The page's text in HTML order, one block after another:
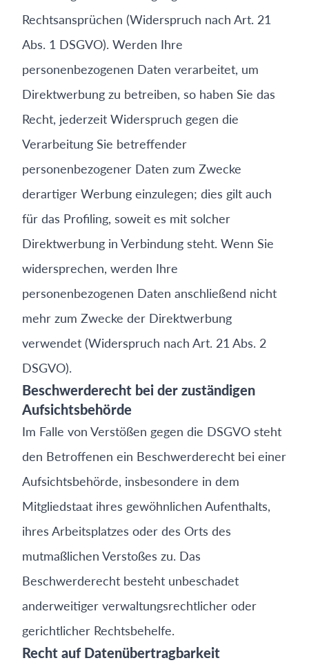
Rechtsansprüchen (Widerspruch nach Art. 21
Abs. 1 DSGVO). Werden Ihre
personenbezogenen Daten verarbeitet, um
Direktwerbung zu betreiben, so haben Sie das
Recht, jederzeit Widerspruch gegen die
Verarbeitung Sie betreffender
personenbezogener Daten zum Zwecke
derartiger Werbung einzulegen; dies gilt auch
für das Profiling, soweit es mit solcher
Direktwerbung in Verbindung steht. Wenn Sie
widersprechen, werden Ihre
personenbezogenen Daten anschließend nicht
mehr zum Zwecke der Direktwerbung
verwendet (Widerspruch nach Art. 21 Abs. 2
DSGVO).
Beschwerderecht bei der zuständigen
Aufsichtsbehörde
Im Falle von Verstößen gegen die DSGVO steht
den Betroffenen ein Beschwerderecht bei einer
Aufsichtsbehörde, insbesondere in dem
Mitgliedstaat ihres gewöhnlichen Aufenthalts,
ihres Arbeitsplatzes oder des Orts des
mutmaßlichen Verstoßes zu. Das
Beschwerderecht besteht unbeschadet
anderweitiger verwaltungsrechtlicher oder
gerichtlicher Rechtsbehelfe.
Recht auf Datenübertragbarkeit